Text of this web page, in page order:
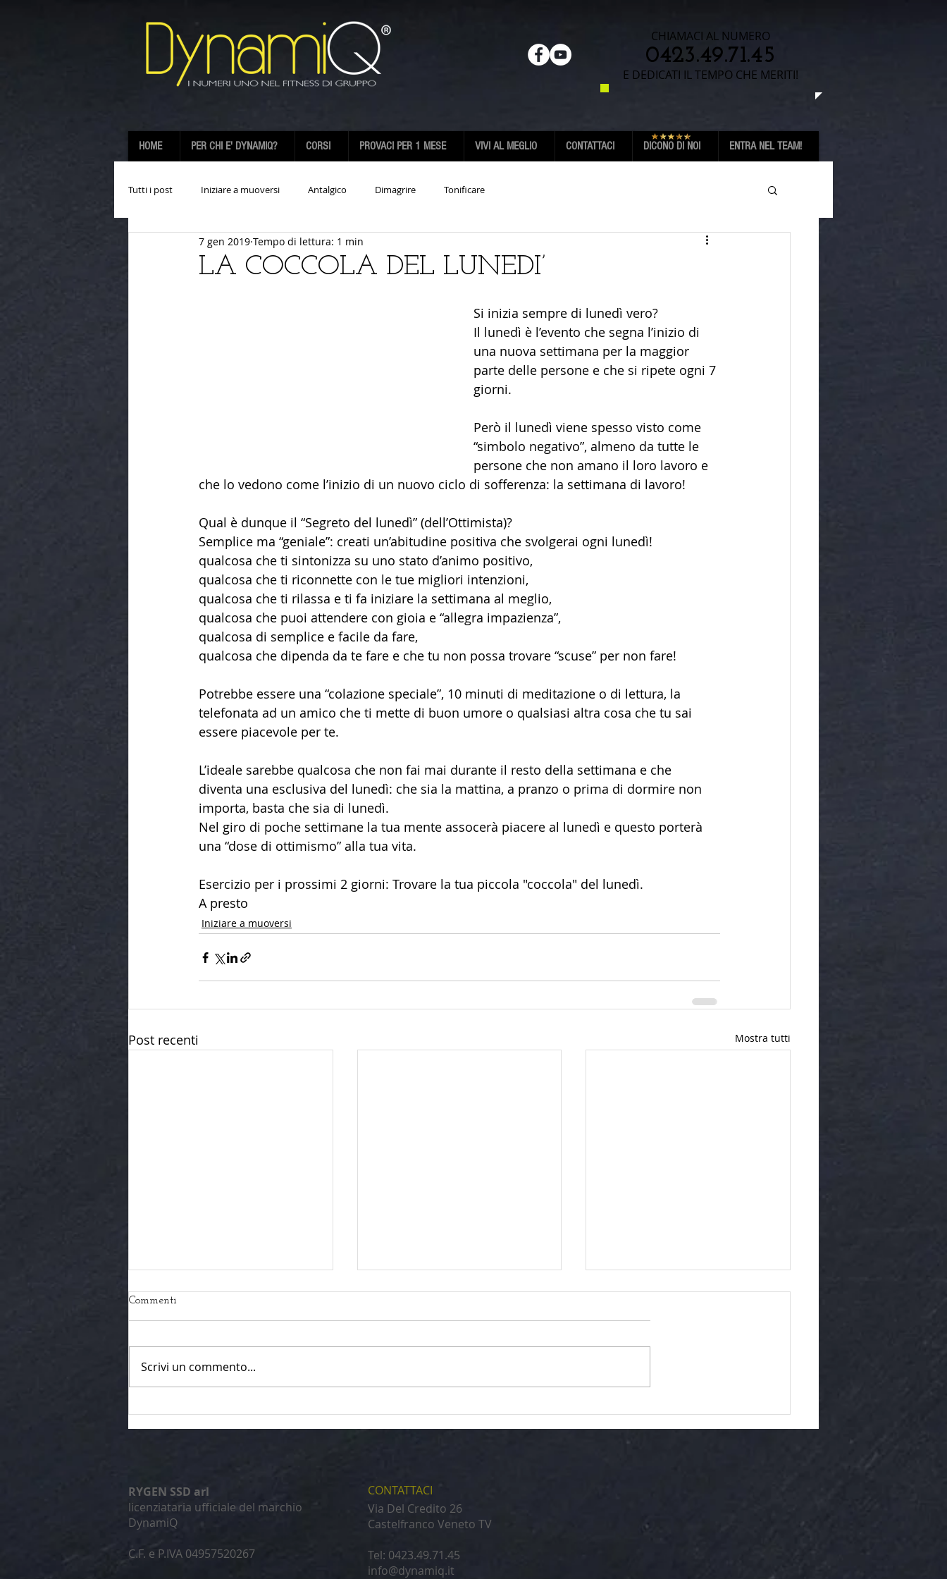
CHIAMACI AL NUMERO
0423.49.71.45​​​
E DEDICATI IL TEMPO CHE MERITI!
HOME PER CHI E' DYNAMIQ? CORSI PROVACI PER 1 MESE VIVI AL MEGLIO CONTATTACI DICONO DI NOI ENTRA NEL TEAM!
Tutti i post Iniziare a muoversi Antalgico Dimagrire Tonificare
LA COCCOLA DEL LUNEDI’
7 gen 2019 Tempo di lettura: 1 min
Si inizia sempre di lunedì vero?
Il lunedì è l’evento che segna l’inizio di
una nuova settimana per la maggior
parte delle persone e che si ripete ogni 7
giorni.
Però il lunedì viene spesso visto come
“simbolo negativo”, almeno da tutte le
persone che non amano il loro lavoro e
che lo vedono come l’inizio di un nuovo ciclo di sofferenza: la settimana di lavoro!
Qual è dunque il “Segreto del lunedì” (dell’Ottimista)?
Semplice ma “geniale”: creati un’abitudine positiva che svolgerai ogni lunedì!
qualcosa che ti sintonizza su uno stato d’animo positivo,
qualcosa che ti riconnette con le tue migliori intenzioni,
qualcosa che ti rilassa e ti fa iniziare la settimana al meglio,
qualcosa che puoi attendere con gioia e “allegra impazienza”,
qualcosa di semplice e facile da fare,
qualcosa che dipenda da te fare e che tu non possa trovare “scuse” per non fare!
Potrebbe essere una “colazione speciale”, 10 minuti di meditazione o di lettura, la
telefonata ad un amico che ti mette di buon umore o qualsiasi altra cosa che tu sai
essere piacevole per te.
L’ideale sarebbe qualcosa che non fai mai durante il resto della settimana e che
diventa una esclusiva del lunedì: che sia la mattina, a pranzo o prima di dormire non
importa, basta che sia di lunedì.
Nel giro di poche settimane la tua mente assocerà piacere al lunedì e questo porterà
una “dose di ottimismo” alla tua vita.
Esercizio per i prossimi 2 giorni: Trovare la tua piccola "coccola" del lunedì.
A presto
Iniziare a muoversi
Post recenti Mostra tutti
Commenti
Scrivi un commento...
RYGEN SSD arl
licenziataria ufficiale del marchio
DynamiQ
C.F. e P.IVA 04957520267
CONTATTACI
Via Del Credito 26
Castelfranco Veneto TV
Tel: 0423.49.71.45
info@dynamiq.it